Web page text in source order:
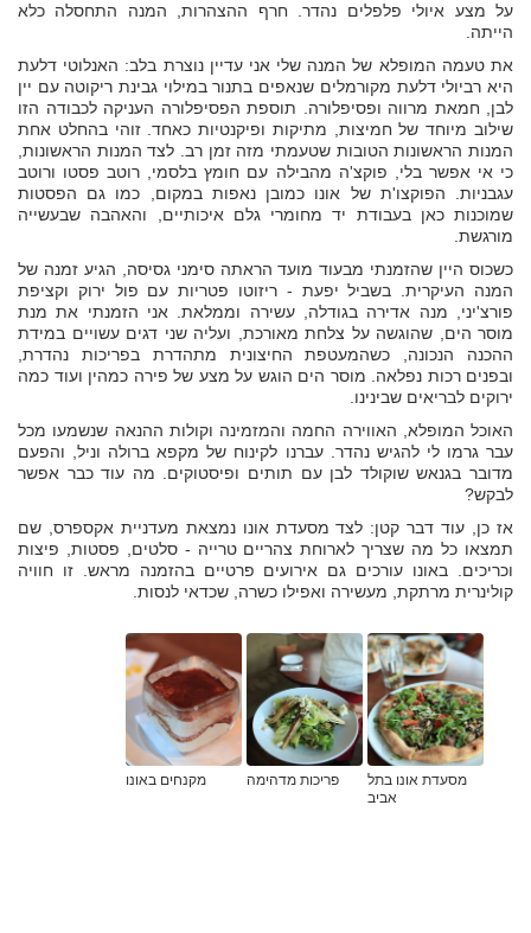
על מצע איולי פלפלים נהדר. חרף ההצהרות, המנה התחסלה כלא
הייתה.
את טעמה המופלא של המנה שלי אני עדיין נוצרת בלב: האנלוטי דלעת
היא רביולי דלעת מקורמלים שנאפים בתנור במילוי גבינת ריקוטה עם יין
לבן, חמאת מרווה ופסיפלורה. תוספת הפסיפלורה העניקה לכבודה הזו
שילוב מיוחד של חמיצות, מתיקות ופיקנטיות כאחד. זוהי בהחלט אחת
המנות הראשונות הטובות שטעמתי מזה זמן רב. לצד המנות הראשונות,
כי אי אפשר בלי, פוקצ'ה מהבילה עם חומץ בלסמי, רוטב פסטו ורוטב
עגבניות. הפוקצו'ת של אונו כמובן נאפות במקום, כמו גם הפסטות
שמוכנות כאן בעבודת יד מחומרי גלם איכותיים, והאהבה שבעשייה
מורגשת.
כשכוס היין שהזמנתי מבעוד מועד הראתה סימני גסיסה, הגיע זמנה של
המנה העיקרית. בשביל יפעת - ריזוטו פטריות עם פול ירוק וקציפת
פורצ'יני, מנה אדירה בגודלה, עשירה וממלאת. אני הזמנתי את מנת
מוסר הים, שהוגשה על צלחת מאורכת, ועליה שני דגים עשויים במידת
ההכנה הנכונה, כשהמעטפת החיצונית מתהדרת בפריכות נהדרת,
ובפנים רכות נפלאה. מוסר הים הוגש על מצע של פירה כמהין ועוד כמה
ירוקים לבריאים שבינינו.
האוכל המופלא, האווירה החמה והמזמינה וקולות ההנאה שנשמעו מכל
עבר גרמו לי להגיש נהדר. עברנו לקינוח של מקפא ברולה וניל, והפעם
מדובר בגנאש שוקולד לבן עם תותים ופיסטוקים. מה עוד כבר אפשר
לבקש?
אז כן, עוד דבר קטן: לצד מסעדת אונו נמצאת מעדניית אקספרס, שם
תמצאו כל מה שצריך לארוחת צהריים טרייה - סלטים, פסטות, פיצות
וכריכים. באונו עורכים גם אירועים פרטיים בהזמנה מראש. זו חוויה
קולינרית מרתקת, מעשירה ואפילו כשרה, שכדאי לנסות.
מסעדת אונו בתל
אביב
פריכות מדהימה מקנחים באונו